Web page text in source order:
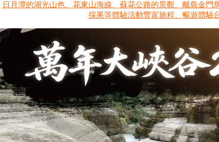
日月潭的湖光山色、花東山海線、蘇花公路的景觀、離島金
採果等體驗活動豐富旅程、暢遊體驗